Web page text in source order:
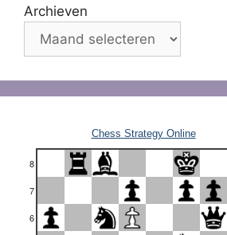
Archieven